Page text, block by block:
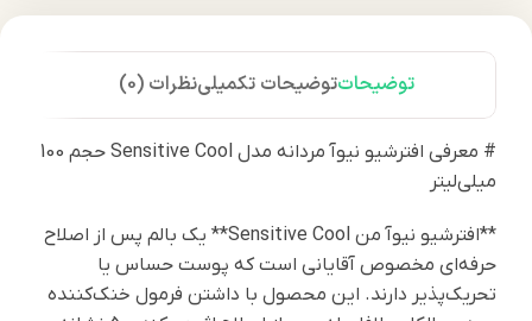
توضیحاتتوضیحات تکمیلینظرات (0)
# معرفی افترشیو نیوآ مردانه مدل Sensitive Cool حجم 100
میلی‌لیتر
**افترشیو نیوآ من Sensitive Cool** یک بالم پس از اصلاح
حرفه‌ای مخصوص آقایانی است که پوست حساس یا
تحریک‌پذیر دارند. این محصول با داشتن فرمول خنک‌کننده